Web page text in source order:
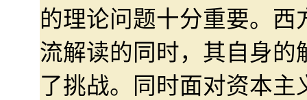
的理论问题十分重要。
流解读的同时，其自身
了挑战。同时面对资本